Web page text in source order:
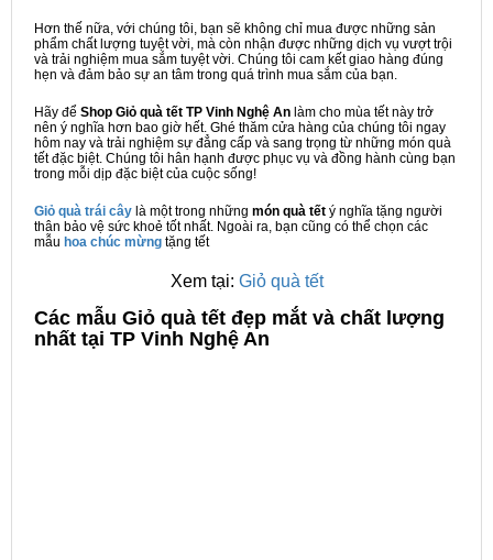
Hơn thế nữa, với chúng tôi, bạn sẽ không chỉ mua được những sản
phẩm chất lượng tuyệt vời, mà còn nhận được những dịch vụ vượt trội
và trải nghiệm mua sắm tuyệt vời. Chúng tôi cam kết giao hàng đúng
hẹn và đảm bảo sự an tâm trong quá trình mua sắm của bạn.
Hãy để Shop Giỏ quà tết TP Vinh Nghệ An làm cho mùa tết này trở
nên ý nghĩa hơn bao giờ hết. Ghé thăm cửa hàng của chúng tôi ngay
hôm nay và trải nghiệm sự đẳng cấp và sang trọng từ những món quà
tết đặc biệt. Chúng tôi hân hạnh được phục vụ và đồng hành cùng bạn
trong mỗi dịp đặc biệt của cuộc sống!
Giỏ quà trái cây là một trong những món quà tết ý nghĩa tặng người
thân bảo vệ sức khoẻ tốt nhất. Ngoài ra, bạn cũng có thể chọn các
mẫu hoa chúc mừng tặng tết
Xem tại: Giỏ quà tết
Các mẫu Giỏ quà tết đẹp mắt và chất lượng
nhất tại TP Vinh Nghệ An